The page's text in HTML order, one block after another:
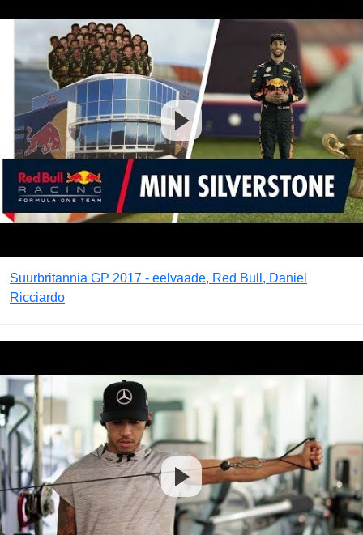
Suurbritannia GP 2017 - eelvaade, Red Bull, Daniel
Ricciardo